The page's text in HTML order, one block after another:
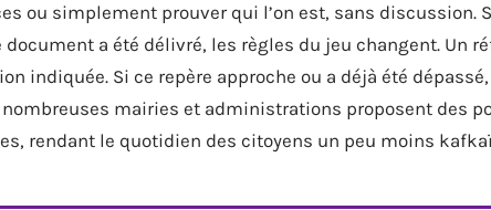
ou simplement prouver qui l’on est, sans discussion.
a été délivré, les règles du jeu changent. Un
indiquée. Si ce repère approche ou a déjà été
nombreuses mairies et administrations proposent des
rendant le quotidien des citoyens un peu moins